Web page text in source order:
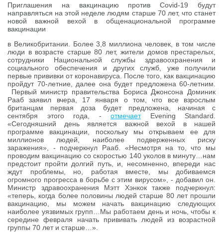
Приглашения на вакцинацию против Covid-19 будут
направляться на этой неделе людям старше 70 лет, что станет
новой важной вехой в общенациональной программе
вакцинации
в Великобритании. Более 3,8 миллиона человек, в том числе
люди в возрасте старше 80 лет, жители домов престарелых,
сотрудники Национальной службы здравоохранения и
социального обеспечения и других служб, уже получили
первые прививки от коронавируса. После того, как вакцинацию
пройдут 70-летние, далее она будет предложена 60-летним.
Первый министр правительства Бориса Джонсона Доминик
Рааб заявил вчера, 17 января о том, что все взрослым
британцам первая доза будет предложена, начиная с
сентября этого года, - отмечаетEvening Standard.
«Сегодняшний день является важной вехой в нашей
программе вакцинации, поскольку мы открываем ее для
миллионов людей, наиболее подверженных риску
заражения», - подчеркнул Рааб. «Несмотря на то, что мы
проводим вакцинацию со скоростью 140 уколов в минуту…нам
предстоит пройти долгий путь, и, несомненно, впереди нас
ждут проблемы, но, работая вместе, мы добиваемся
огромного прогресса в борьбе с этим вирусом», - добавил он.
Министр здравоохранения Мэтт Хэнкок также подчеркнул:
«теперь, когда более половины людей старше 80 лет прошли
вакцинацию, мы можем начать вакцинацию следующих
наиболее уязвимых групп…Мы работаем день и ночь, чтобы к
середине февраля начать прививать людей из возрастной
группы 70 лет и старше…».